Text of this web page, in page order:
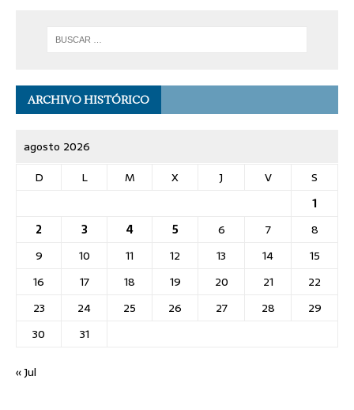
ARCHIVO HISTÓRICO
agosto 2026
D
L M X J V
S
1
2
3 4 5 6 7
8
9
10 11 12 13 14
15
16
17 18 19 20 21
22
23
24 25 26 27 28
29
30
31
« Jul